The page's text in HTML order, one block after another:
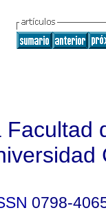
Facultad
0798-